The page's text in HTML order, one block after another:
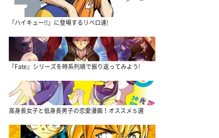
『ハイキュー!!』に登場するリベロ達!
『Fate』シリーズを時系列順で振り返ってみよう!
高身長女子と低身長男子の恋愛漫画！オススメ５選